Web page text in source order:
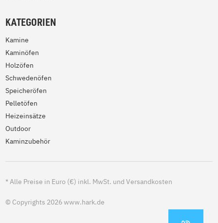
KATEGORIEN
Kamine
Kaminöfen
Holzöfen
Schwedenöfen
Speicheröfen
Pelletöfen
Heizeinsätze
Outdoor
Kaminzubehör
*Alle Preise in Euro (€) inkl. MwSt. und Versandkosten
© Copyrights 2026 www.hark.de